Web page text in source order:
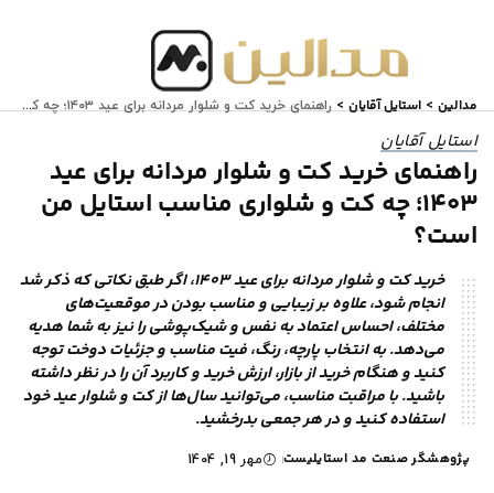
مدالین > استایل آقایان > راهنمای خرید کت و شلوار مردانه برای عید ۱۴۰۳؛ چه کت‌ و شلواری مناسب استایل من است؟
استایل آقایان
راهنمای خرید کت و شلوار مردانه برای عید
۱۴۰۳؛ چه کت‌ و شلواری مناسب استایل من
است؟
خرید کت و شلوار مردانه برای عید ۱۴۰۳، اگر طبق نکاتی که ذکر شد
انجام شود، علاوه بر زیبایی و مناسب بودن در موقعیت‌های
مختلف، احساس اعتماد به نفس و شیک‌پوشی را نیز به شما هدیه
می‌دهد. به انتخاب پارچه، رنگ، فیت مناسب و جزئیات دوخت توجه
کنید و هنگام خرید از بازار، ارزش خرید و کاربرد آن را در نظر داشته
باشید. با مراقبت مناسب، می‌توانید سال‌ها از کت و شلوار عید خود
استفاده کنید و در هر جمعی بدرخشید.
پژوهشگر صنعت مد استایلیست مهر 19, 1404